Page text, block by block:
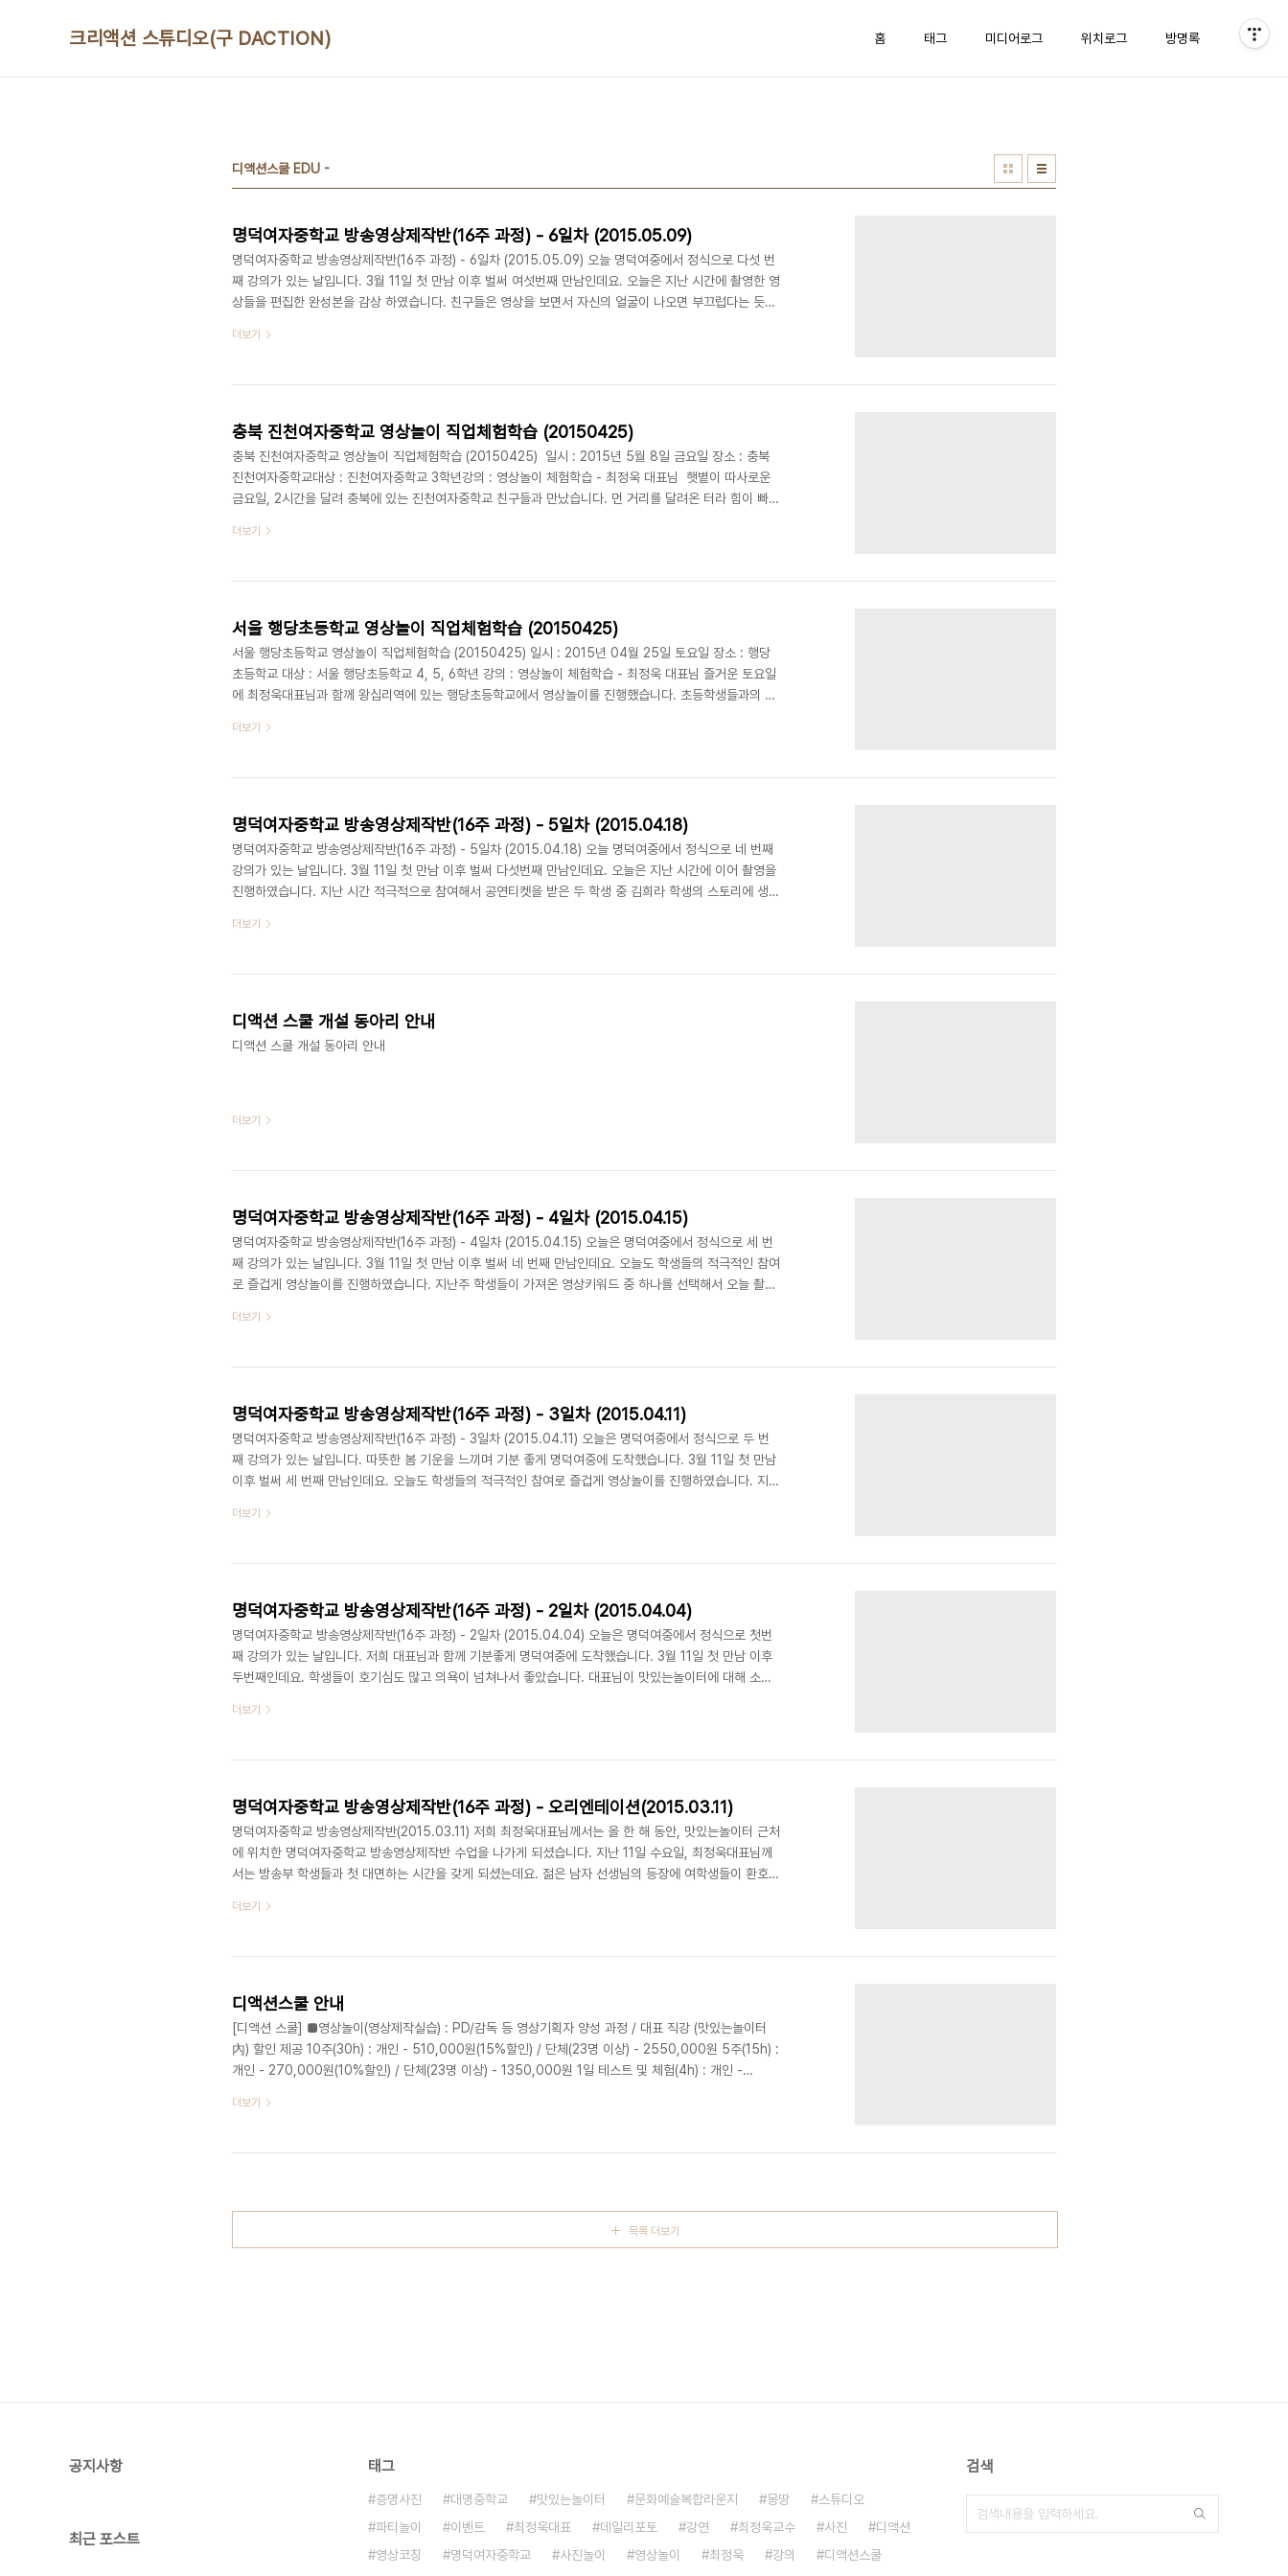
크리액션 스튜디오(구 DACTION) 홈 태그 미디어로그 위치로그 방명록
디액션스쿨 EDU -
명덕여자중학교 방송영상제작반(16주 과정) - 6일차 (2015.05.09)
명덕여자중학교 방송영상제작반(16주 과정) - 6일차 (2015.05.09) 오늘 명덕여중에서 정식으로 다섯 번
째 강의가 있는 날입니다. 3월 11일 첫 만남 이후 벌써 여섯번째 만남인데요. 오늘은 지난 시간에 촬영한 영
상들을 편집한 완성본을 감상 하였습니다. 친구들은 영상을 보면서 자신의 얼굴이 나오면 부끄럽다는 듯이
서 발표를 진행 하였고, 새로운 작품을 위해 기존에 짜여진 팀을 새로 구성 하였습니다. 또한 최정욱 대표님
간에는 각 팀 별 우수 기획안을 정한 뒤, 발표하는 시간을 갖기로 약속하고 오늘의..
더보기
충북 진천여자중학교 영상놀이 직업체험학습 (20150425)
충북 진천여자중학교 영상놀이 직업체험학습 (20150425) 일시 : 2015년 5월 8일 금요일 장소 : 충북
진천여자중학교대상 : 진천여자중학교 3학년강의 : 영상놀이 체험학습 - 최정욱 대표님 햇볕이 따사로운
금요일, 2시간을 달려 충북에 있는 진천여자중학교 친구들과 만났습니다. 먼 거리를 달려온 터라 힘이 빠져
통해 빼꼼빼꼼 저희를 구경하는 친구들이 너무나 귀여웠습니다. 순박한 웃음을 보여주던 친구들의 창의적
인공이 의자와 지우개로 변신했을때 일어나는 에피소드가 우수 콘티로 선정되어 곧바로 촬영..
더보기
서울 행당초등학교 영상놀이 직업체험학습 (20150425)
서울 행당초등학교 영상놀이 직업체험학습 (20150425) 일시 : 2015년 04월 25일 토요일 장소 : 행당
초등학교 대상 : 서울 행당초등학교 4, 5, 6학년 강의 : 영상놀이 체험학습 - 최정욱 대표님 즐거운 토요일
에 최정욱대표님과 함께 왕십리역에 있는 행당초등학교에서 영상놀이를 진행했습니다. 초등학생들과의 첫
고 모두 호기심이 가득한 표정으로 저희를 맞아주었습니다. 초등학생 친구들은영상놀이가 시작되자마자 너
으로 강의를 진행 하였습니다. 영상놀이를 진행 하면서 친구들과 부쩍 친해졌는데 쉬는 ..
더보기
명덕여자중학교 방송영상제작반(16주 과정) - 5일차 (2015.04.18)
명덕여자중학교 방송영상제작반(16주 과정) - 5일차 (2015.04.18) 오늘 명덕여중에서 정식으로 네 번째
강의가 있는 날입니다. 3월 11일 첫 만남 이후 벌써 다섯번째 만남인데요. 오늘은 지난 시간에 이어 촬영을
진행하였습니다. 지난 시간 적극적으로 참여해서 공연티켓을 받은 두 학생 중 김희라 학생의 스토리에 생각
게됩니다. 꿈에서 깨어난 주인공은 자신감을 가지고 친구들에게 먼저 다가가 함께 지내는 스토리입니다. 수
했는데요. 오늘도 출연진 친구들이 어색함과 오글거림을 참으면서 열심히 연기를 해..
더보기
디액션 스쿨 개설 동아리 안내
디액션 스쿨 개설 동아리 안내
더보기
명덕여자중학교 방송영상제작반(16주 과정) - 4일차 (2015.04.15)
명덕여자중학교 방송영상제작반(16주 과정) - 4일차 (2015.04.15) 오늘은 명덕여중에서 정식으로 세 번
째 강의가 있는 날입니다. 3월 11일 첫 만남 이후 벌써 네 번째 만남인데요. 오늘도 학생들의 적극적인 참여
로 즐겁게 영상놀이를 진행하였습니다. 지난주 학생들이 가져온 영상키워드 중 하나를 선택해서 오늘 촬영
했습니다. 이제 최이주 학생이 감독이 되어 '감정'이라는 키워드에 맞는 주제를 찾기 위해 토론을 진행했습
다. 학생들이 만든 콘티중에서 우예담 학생의 '어머니의잔소리'와 김희라 학생의'..
더보기
명덕여자중학교 방송영상제작반(16주 과정) - 3일차 (2015.04.11)
명덕여자중학교 방송영상제작반(16주 과정) - 3일차 (2015.04.11) 오늘은 명덕여중에서 정식으로 두 번
째 강의가 있는 날입니다. 따뜻한 봄 기운을 느끼며 기분 좋게 명덕여중에 도착했습니다. 3월 11일 첫 만남
이후 벌써 세 번째 만남인데요. 오늘도 학생들의 적극적인 참여로 즐겁게 영상놀이를 진행하였습니다. 지난
션을 보아하니 오늘 어떤 주제로 수업이 진행되었는지 느낌이 오시나요? 오늘의 수업주제는 '기획'입니다.
얻을 수 없을 뿐더러 촬영과는 달리 중간과정에서 수정할 부분이 발생되면 매우 큰 ..
더보기
명덕여자중학교 방송영상제작반(16주 과정) - 2일차 (2015.04.04)
명덕여자중학교 방송영상제작반(16주 과정) - 2일차 (2015.04.04) 오늘은 명덕여중에서 정식으로 첫번
째 강의가 있는 날입니다. 저희 대표님과 함께 기분좋게 명덕여중에 도착했습니다. 3월 11일 첫 만남 이후
두번째인데요. 학생들이 호기심도 많고 의욕이 넘쳐나서 좋았습니다. 대표님이 맛있는놀이터에 대해 소개
다 궁금한 점이 있으면 너나 할것 없이 대표님께 질문을 쏟아냅니다. 대표님은 기분 좋게 각 질문마다 재치
갔고 모두의 아쉬움은 단체 사진으로나마 달랬습니다. 앞으로 1년동안 열정적인 명덕여중 학..
더보기
명덕여자중학교 방송영상제작반(16주 과정) - 오리엔테이션(2015.03.11)
명덕여자중학교 방송영상제작반(2015.03.11) 저희 최정욱대표님께서는 올 한 해 동안, 맛있는놀이터 근처
에 위치한 명덕여자중학교 방송영상제작반 수업을 나가게 되셨습니다. 지난 11일 수요일, 최정욱대표님께
서는 방송부 학생들과 첫 대면하는 시간을 갖게 되셨는데요. 젊은 남자 선생님의 등장에 여학생들이 환호했
자 특별히 선발된 1,2,3학년 21명의 학생들이 골고루 앉아 있었습니다. 동아리 학생들이 본인들이 제작한
ceo@deliciousaction.com
더보기
디액션스쿨 안내
[디액션 스쿨] ■영상놀이(영상제작실습) : PD/감독 등 영상기획자 양성 과정 / 대표 직강 (맛있는놀이터
內) 할인 제공 10주(30h) : 개인 - 510,000원(15%할인) / 단체(23명 이상) - 2550,000원 5주(15h) :
개인 - 270,000원(10%할인) / 단체(23명 이상) - 1350,000원 1일 테스트 및 체험(4h) : 개인 -
상) - 3000,000원 5주(15h) : 개인 - 300,000원 / 단체(23명 이상) - 1500,000원 1일 체험 학습
더보기
목록 더보기
공지사항
최근 포스트
태그
증명사진 대명중학교 맛있는놀이터 문화예술복합라운지 몽땅
스튜디오
파티놀이
이벤트 최정욱대표 데일리포토 강연 최정욱교수 사진
디액션
영상코칭
명덕여자중학교 사진놀이 영상놀이 최정욱 강의
디액션스쿨
검색